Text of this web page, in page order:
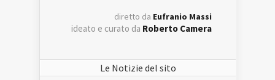
diretto da Eufranio Massi
ideato e curato da Roberto Camera
Le Notizie del sito